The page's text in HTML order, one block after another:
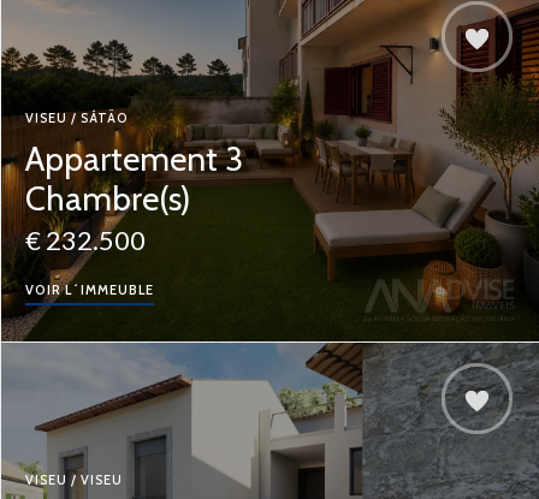
VISEU / SÁTÃO
Appartement 3
Chambre(s)
€ 232.500
VOIR L´IMMEUBLE
VISEU / VISEU